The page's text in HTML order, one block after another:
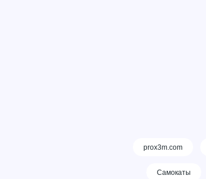
prox3m.com
Самокаты